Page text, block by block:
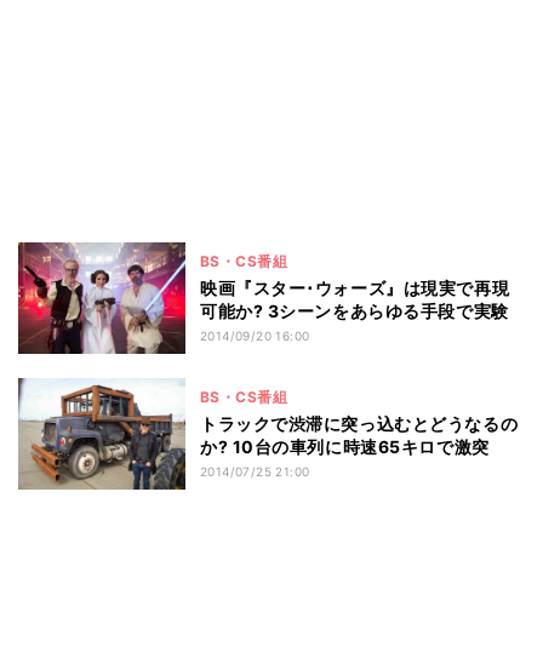
BS・CS番組
映画『スター･ウォーズ』は現実で再現
可能か? 3シーンをあらゆる手段で実験
2014/09/20 16:00
BS・CS番組
トラックで渋滞に突っ込むとどうなるの
か? 10台の車列に時速65キロで激突
2014/07/25 21:00